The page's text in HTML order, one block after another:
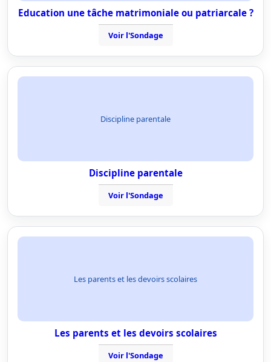
Education une tâche matrimoniale ou patriarcale ?
Voir l'Sondage
Discipline parentale
Discipline parentale
Voir l'Sondage
Les parents et les devoirs scolaires
Les parents et les devoirs scolaires
Voir l'Sondage